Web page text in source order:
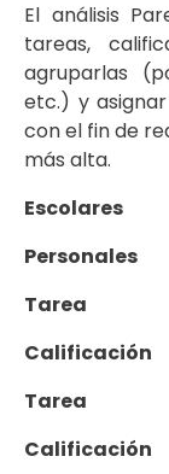
El análisis
tareas,
agruparlas
etc.) y
con el fin de
más alta.
Escolares
Personales
Tarea
Calificación
Tarea
Calificación